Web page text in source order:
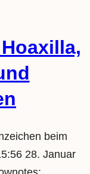
beim
28. Januar